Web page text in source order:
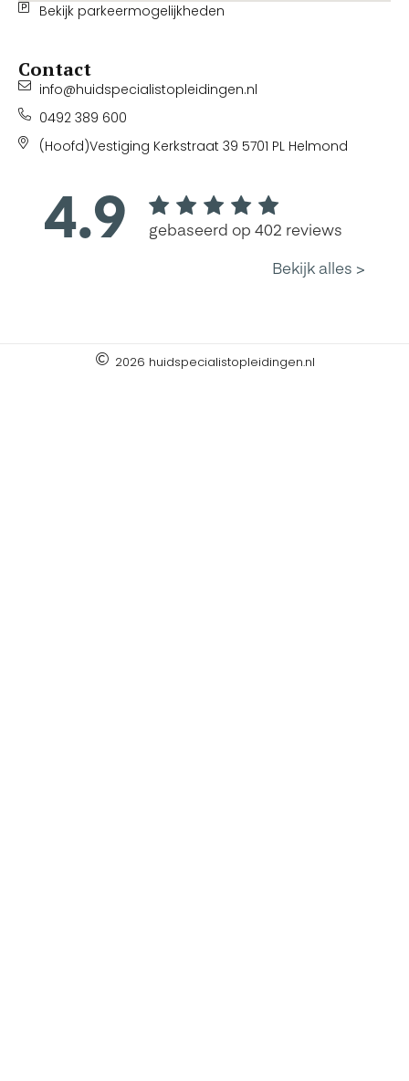
Bekijk parkeermogelijkheden
Contact
info@huidspecialistopleidingen.nl
0492 389 600
(Hoofd)Vestiging Kerkstraat 39 5701 PL Helmond
2026 huidspecialistopleidingen.nl